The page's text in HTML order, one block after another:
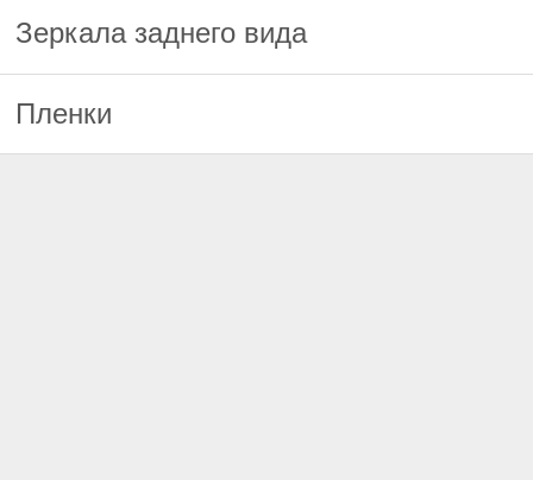
Зеркала заднего вида
Пленки